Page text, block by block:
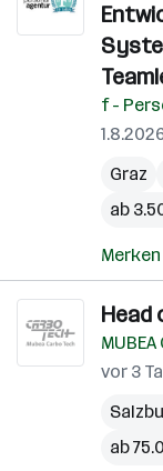
f -
Graz
ab
Merken
Head
MUBEA
vor 3
ab